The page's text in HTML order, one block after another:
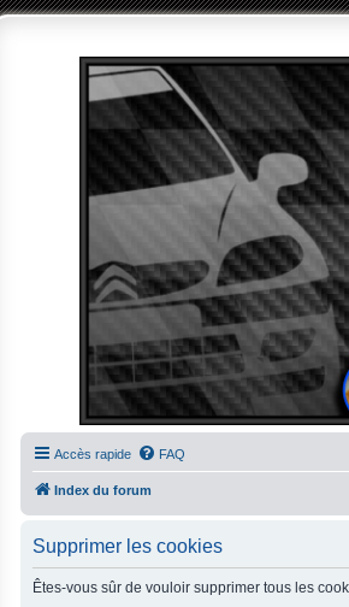
Accès rapide FAQ
Index du forum
Supprimer les cookies
Êtes-vous sûr de vouloir supprimer tous les